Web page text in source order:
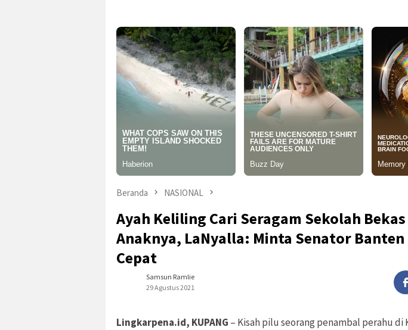
Beranda NASIONAL
Ayah Keliling Cari Seragam Sekolah
Anaknya, LaNyalla: Minta Senator
Cepat
Samsun Ramlie
29 Agustus 2021
Lingkarpena.id, KUPANG – Kisah pilu seorang penambal perahu di